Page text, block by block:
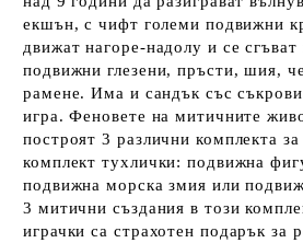
екшън, с чифт големи подвижни
движат нагоре-надолу и се сгъват
подвижни глезени, пръсти, шия,
рамене. Има и сандък със
игра. Феновете на митичните
построят 3 различни комплекта
комплект тухлички: подвижна
подвижна морска змия или
3 митични създания в този
играчки са страхотен подарък за